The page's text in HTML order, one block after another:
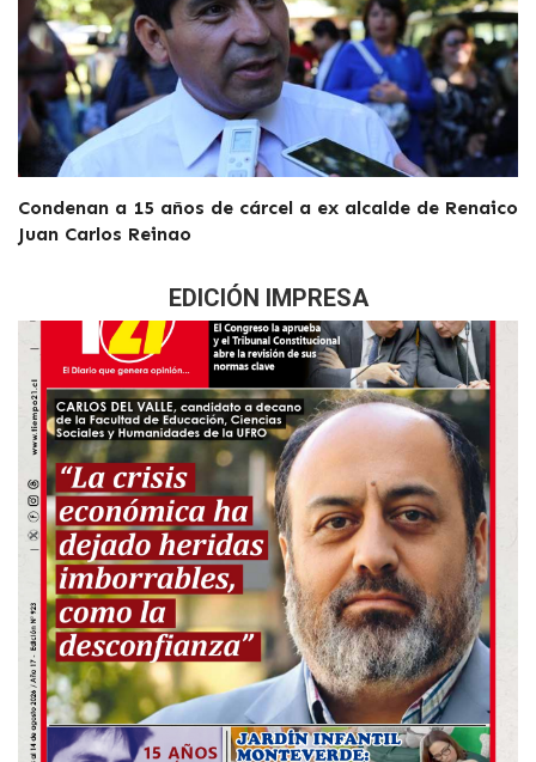
Condenan a 15 años de cárcel a ex alcalde de Renaico
Juan Carlos Reinao
EDICIÓN IMPRESA